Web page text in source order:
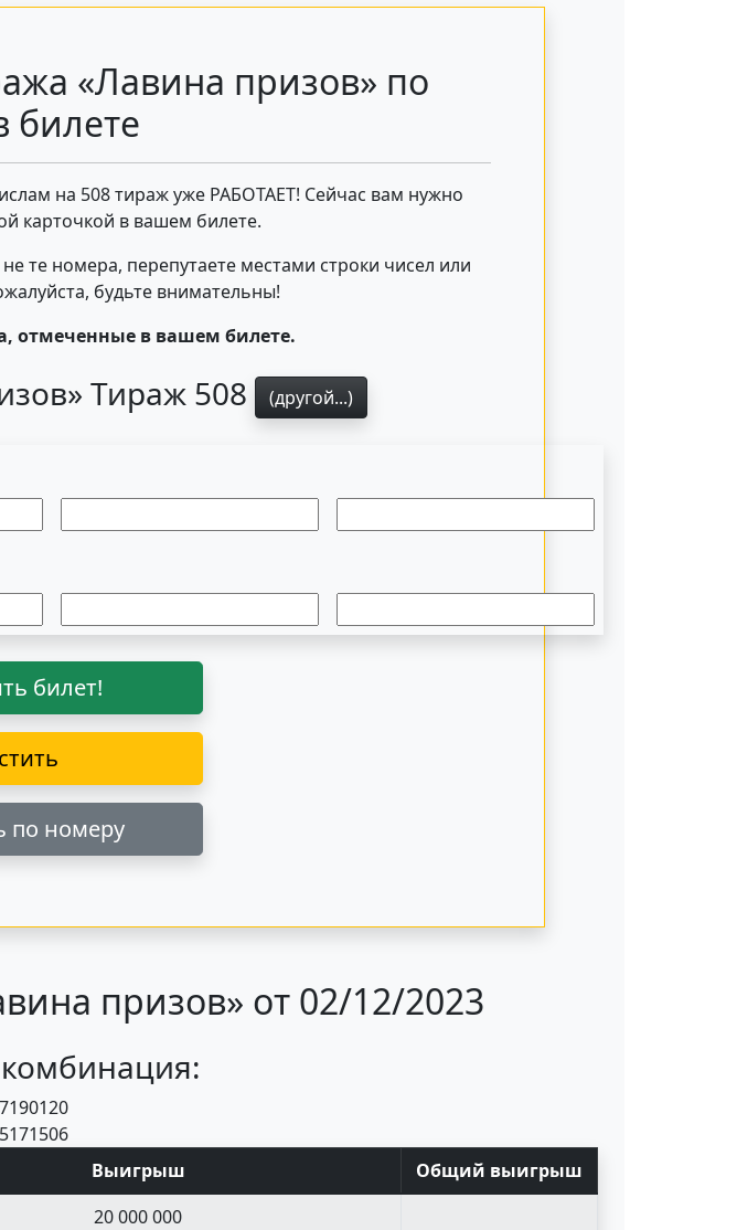
«Лавина призов» по
билете
на 508 тираж уже РАБОТАЕТ! Сейчас вам нужно
карточкой в вашем билете.
те номера, перепутаете местами строки чисел или
будьте внимательны!
отмеченные в вашем билете.
Тираж 508 (другой...)
билет!
по номеру
призов» от 02/12/2023
190120
171506
Выигрыш
Общий выигрыш
20 000 000